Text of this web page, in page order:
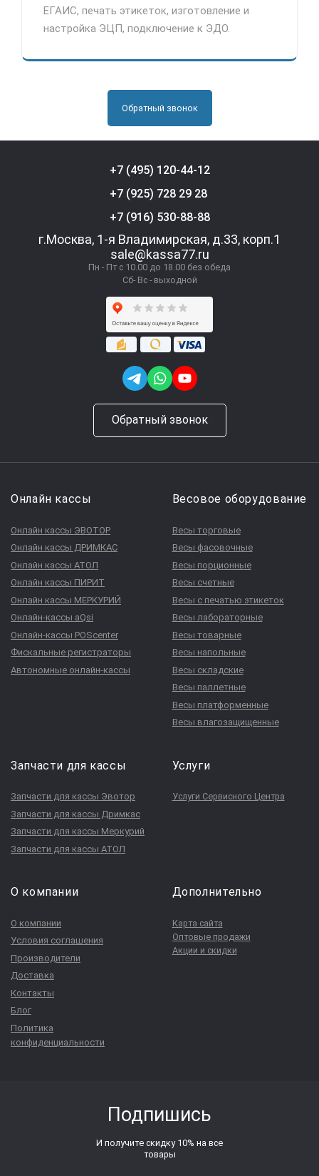
ЕГАИС, печать этикеток, изготовление и
настройка ЭЦП, подключение к ЭДО.
Обратный звонок
+7 (495) 120-44-12
+7 (925) 728 29 28
+7 (916) 530-88-88
г.Москва, 1-я Владимирская, д.33, корп.1
sale@kassa77.ru
Пн - Пт с 10.00 до 18.00 без обеда
Сб- Вс - выходной
Обратный звонок
Онлайн кассы
Онлайн кассы ЭВОТОР
Онлайн кассы ДРИМКАС
Онлайн кассы АТОЛ
Онлайн кассы ПИРИТ
Онлайн кассы МЕРКУРИЙ
Онлайн-кассы aQsi
Онлайн-кассы POScenter
Фискальные регистраторы
Автономные онлайн-кассы
Весовое оборудование
Весы торговые
Весы фасовочные
Весы порционные
Весы счетные
Весы с печатью этикеток
Весы лабораторные
Весы товарные
Весы напольные
Весы складские
Весы паллетные
Весы платформенные
Весы влагозащищенные
Запчасти для кассы
Запчасти для кассы Эвотор
Запчасти для кассы Дримкас
Запчасти для кассы Меркурий
Запчасти для кассы АТОЛ
Услуги
Услуги Сервисного Центра
О компании
О компании
Условия соглашения
Производители
Доставка
Контакты
Блог
Политика
конфиденциальности
Дополнительно
Карта сайта
Оптовые продажи
Акции и скидки
Подпишись
И получите скидку 10% на все
товары